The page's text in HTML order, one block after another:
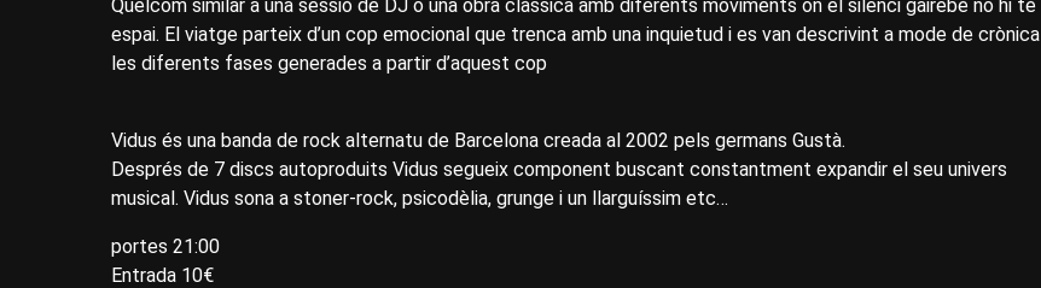
Quelcom similar a una sessió de DJ o una obra clàssica amb diferents moviments on el silenci gairebé no hi té
espai. El viatge parteix d’un cop emocional que trenca amb una inquietud i es van descrivint a mode de crònica
les diferents fases generades a partir d’aquest cop
Vidus és una banda de rock alternatu de Barcelona creada al 2002 pels germans Gustà.
Després de 7 discs autoproduits Vidus segueix component buscant constantment expandir el seu univers
musical. Vidus sona a stoner-rock, psicodèlia, grunge i un llarguíssim etc…
portes 21:00
Entrada 10€